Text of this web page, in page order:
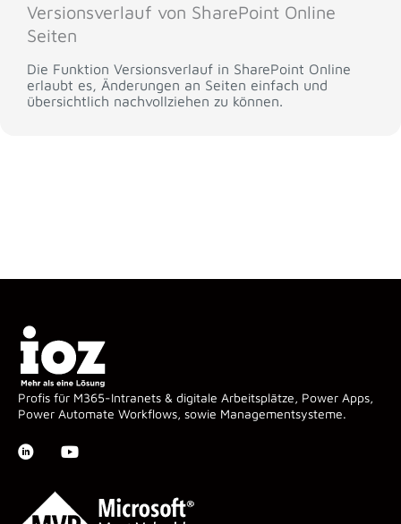
Versionsverlauf von SharePoint Online
Seiten
Die Funktion Versionsverlauf in SharePoint Online
erlaubt es, Änderungen an Seiten einfach und
übersichtlich nachvollziehen zu können.
Profis für M365-Intranets & digitale Arbeitsplätze, Power Apps,
Power Automate Workflows, sowie Managementsysteme.